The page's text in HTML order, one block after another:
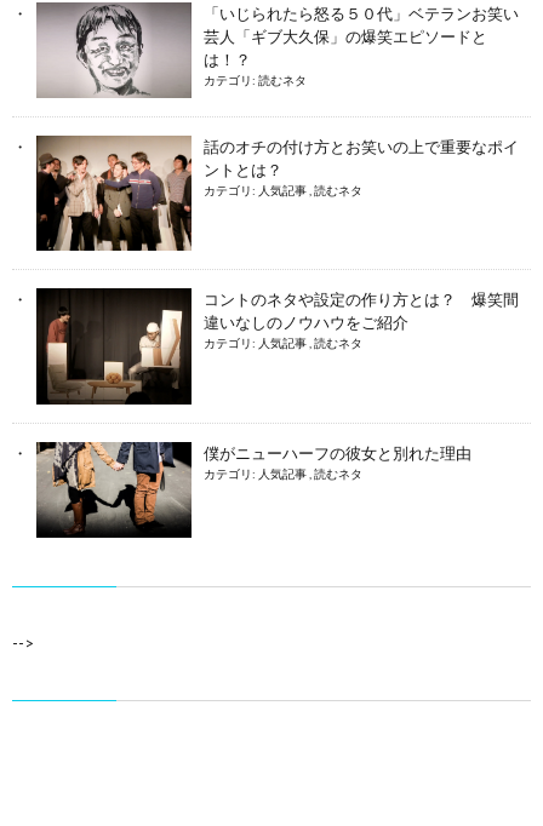
「いじられたら怒る５０代」ベテランお笑い
芸人「ギブ大久保」の爆笑エピソードと
は！？
カテゴリ: 読むネタ
話のオチの付け方とお笑いの上で重要なポイ
ントとは？
カテゴリ: 人気記事 読むネタ
コントのネタや設定の作り方とは？ 爆笑間
違いなしのノウハウをご紹介
カテゴリ: 人気記事,読むネタ
僕がニューハーフの彼女と別れた理由
カテゴリ: 人気記事 読むネタ
-->